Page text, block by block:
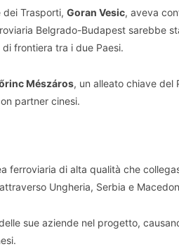
dei Trasporti, Goran Vesic, aveva
Belgrado-Budapest sarebbe
frontiera tra i due Paesi.
Mészáros, un alleato chiave del
partner cinesi.
ferroviaria di alta qualità che
attraverso Ungheria, Serbia e
sue aziende nel progetto,